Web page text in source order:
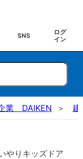
SNS
ログ
イン
業 DAIKEN 建
やりキッズドア